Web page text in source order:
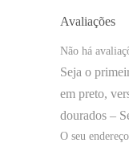
Avaliações
Não há
Seja o
em preto,
dourados –
O seu